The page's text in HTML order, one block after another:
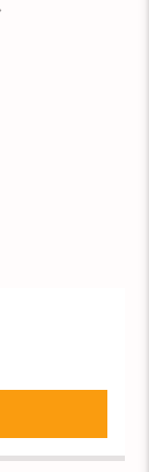
creación,